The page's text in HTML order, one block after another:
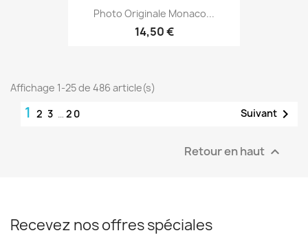
Photo Originale Monaco...
14,50 €
Affichage 1-25 de 486 article(s)
1 2 3 … 20 Suivant 
Retour en haut 
Recevez nos offres spéciales